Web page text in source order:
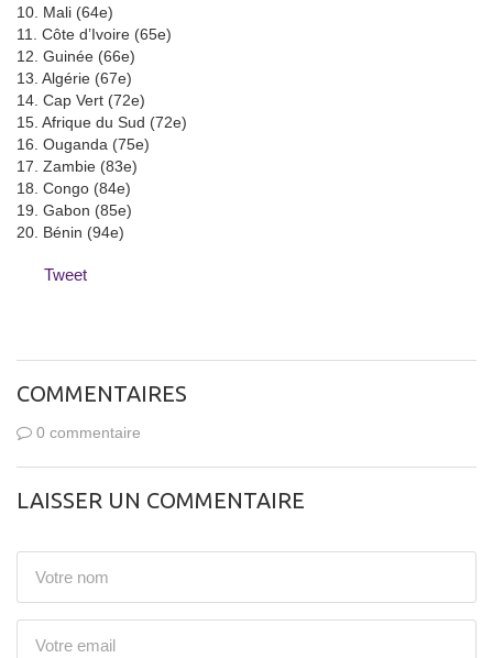
10. Mali (64e)
11. Côte d’Ivoire (65e)
12. Guinée (66e)
13. Algérie (67e)
14. Cap Vert (72e)
15. Afrique du Sud (72e)
16. Ouganda (75e)
17. Zambie (83e)
18. Congo (84e)
19. Gabon (85e)
20. Bénin (94e)
Tweet
COMMENTAIRES
0 commentaire
LAISSER UN COMMENTAIRE